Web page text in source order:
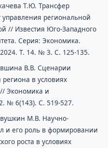
Т.Ю. Трансфер
управления региональной
// Известия Юго-Западного
Серия: Экономика.
Т. 14. № 3. С. 125-135.
В.В. Сценарии
региона в условиях
Экономика и
№ 6(143). С. 519-527.
М.В. Научно-
и его роль в формировании
роста в условиях